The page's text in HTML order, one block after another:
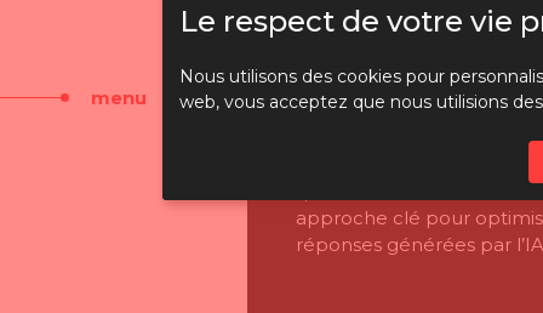
menu
sur l’optimisation par LLM
Dans cet article, nous mettons en avant Jeremy
Chef R&D chez Index, expert en intelligence artificielle.
questions essentielles sur la GAIO (Generative AI
approche clé pour optimiser la présence des
réponses générées par l’IA (ChatGPT, Perplexity, Gemini,
Le respect de votre vie
Nous utilisons des cookies pour
web, vous acceptez que nous utilisions